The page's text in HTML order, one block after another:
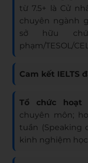
từ 7.5+ là Cử
chuyên ngành
sở hữu
phạm/TESOL/
Cam kết IELTS
Tổ chức hoạt
chuyên môn;
tuần (Speaking
kinh nghiệm